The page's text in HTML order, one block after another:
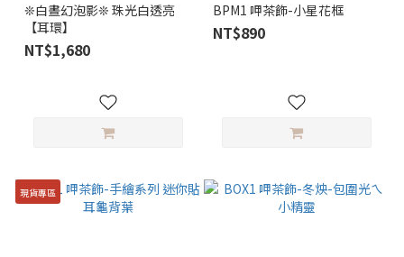
❊白晝幻泡影❊ 珠光白透亮
【耳環】
NT$1,680
BPM1 呷茶飾-小星花框
NT$890
現貨專區